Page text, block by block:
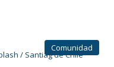
Comunidad